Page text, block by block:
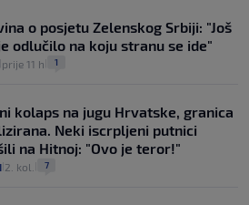
o posjetu Zelenskog Srbiji: "Još
odlučilo na koju stranu se ide"
prije 11 h 1
kolaps na jugu Hrvatske, granica
Neki iscrpljeni putnici
na Hitnoj: "Ovo je teror!"
2. kol. 7